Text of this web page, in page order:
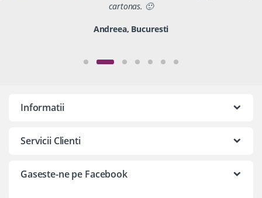
cartonas. 🙂
Andreea, Bucuresti
Informatii
Servicii Clienti
Gaseste-ne pe Facebook